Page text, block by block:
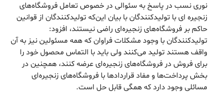
‎نوری نسب در پاسخ به سئوالی در خصوص تعامل فروشگاه‌های
زنجیره ای با تولیدکنندگان با بیان این‌که تولیدکنندگان از قوانین
حاکم بر فروشگاه‌های زنجیره‌ای راضی نیستند، افزود:
تولیدکنندگان با وجود مشکلات فراوان که همه مسئولین نیز به آن
واقف هستند تولید می‌کنند ولی باید با التماس محصول خود را
برای فروش در فروشگاه‌های زنجیره‌ای عرضه کنند، همچنین در
بخش پرداخت‌ها و مفاد قراردادها با فروشگاه‌های زنجیره‌ای
مسائلی وجود دارد که همگی قابل حل است.